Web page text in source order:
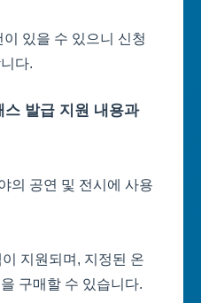
있을 수 있으니 신청
다.
스 발급 지원 내용과
의 공연 및 전시에 사용
지원되며, 지정된 온
구매할 수 있습니다.